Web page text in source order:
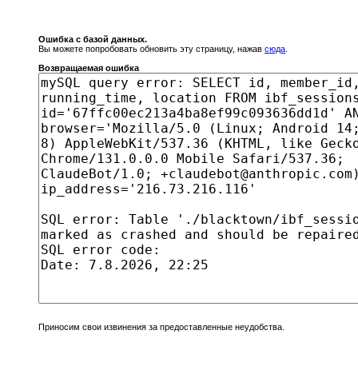
Ошибка с базой данных.
Вы можете попробовать обновить эту страницу, нажав сюда
Возвращаемая ошибка
Приносим свои извинения за предоставленные неудобства.